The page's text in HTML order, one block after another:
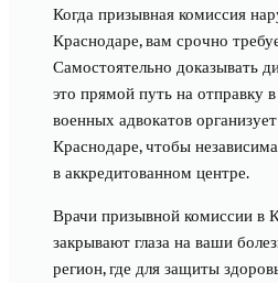
Когда призывная комиссия
Краснодаре, вам срочно
Самостоятельно доказывать
это прямой путь на отправку
военных адвокатов
Краснодаре, чтобы
в аккредитованном центре.
Врачи призывной комиссии в
закрывают глаза на ваши
регион, где для защиты